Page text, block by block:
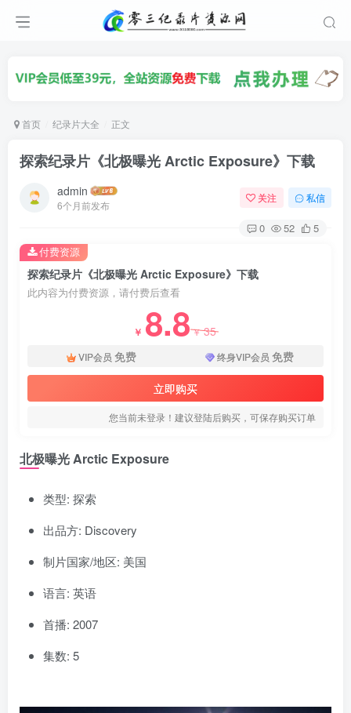
首页 纪录片大全 正文
探索纪录片《北极曝光 Arctic Exposure》下载
admin
6个月前发布
关注 私信
0 52 5
探索纪录片《北极曝光 Arctic Exposure》下载
此内容为付费资源，请付费后查看
￥ 8.8￥35
VIP会员 免费 终身VIP会员 免费
立即购买
您当前未登录！建议登陆后购买，可保存购买订单
付费资源
北极曝光 Arctic Exposure
类型: 探索
出品方: Discovery
制片国家/地区: 美国
语言: 英语
首播: 2007
集数: 5